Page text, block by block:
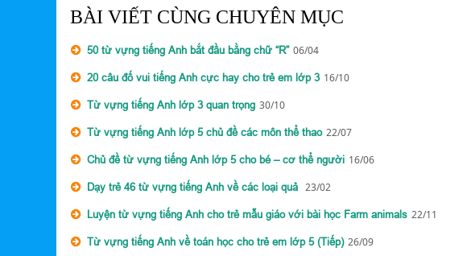
BÀI VIẾT CÙNG CHUYÊN MỤC
50 từ vựng tiếng Anh bắt đầu bằng chữ “R” 06/04
20 câu đố vui tiếng Anh cực hay cho trẻ em lớp 3 16/10
Từ vựng tiếng Anh lớp 3 quan trọng 30/10
Từ vựng tiếng Anh lớp 5 chủ đề các môn thể thao 22/07
Chủ đề từ vựng tiếng Anh lớp 5 cho bé – cơ thể người 16/06
Dạy trẻ 46 từ vựng tiếng Anh về các loại quả 23/02
Luyện từ vựng tiếng Anh cho trẻ mẫu giáo với bài học Farm animals 22/11
Từ vựng tiếng Anh về toán học cho trẻ em lớp 5 (Tiếp) 26/09